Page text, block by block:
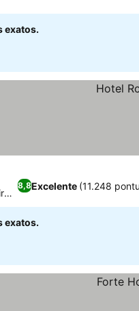
exatos.
8,8Excelente (11.248
exatos.